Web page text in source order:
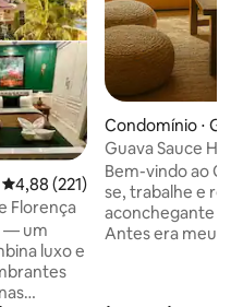
4,88 de uma avaliação média de
4,88 (221)
Florença
— um
luxo e
Condomínio ⋅
Guava Sauce
Condomínio 1BHK
Bem-vindo ao
se, trabalhe e
aconchegante no
Antes era meu